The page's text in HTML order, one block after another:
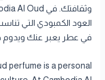
العود الكمبودي التي
في عطر يعبر عنك ويدوم
perfume is a personal